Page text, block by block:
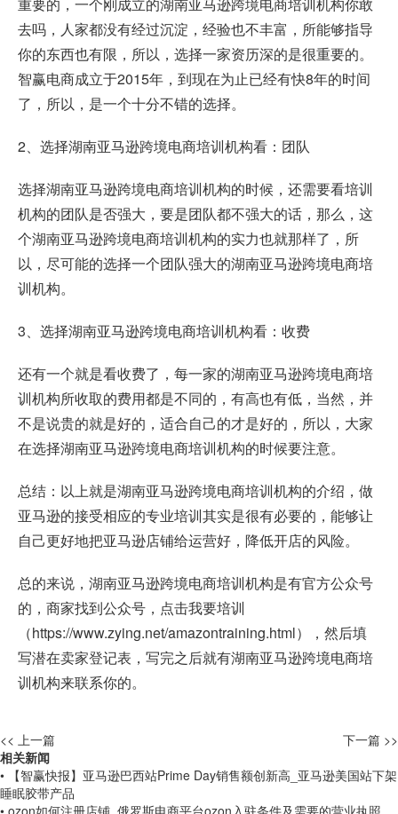
去吗，人家都没有经过沉淀，经验也不丰富，所能够指导
你的东西也有限，所以，选择一家资历深的是很重要的。
智赢电商成立于2015年，到现在为止已经有快8年的时间
了，所以，是一个十分不错的选择。
2、选择湖南亚马逊跨境电商培训机构看：团队
选择湖南亚马逊跨境电商培训机构的时候，还需要看培训
机构的团队是否强大，要是团队都不强大的话，那么，这
个湖南亚马逊跨境电商培训机构的实力也就那样了，所
以，尽可能的选择一个团队强大的湖南亚马逊跨境电商培
训机构。
3、选择湖南亚马逊跨境电商培训机构看：收费
还有一个就是看收费了，每一家的湖南亚马逊跨境电商培
训机构所收取的费用都是不同的，有高也有低，当然，并
不是说贵的就是好的，适合自己的才是好的，所以，大家
在选择湖南亚马逊跨境电商培训机构的时候要注意。
总结：以上就是湖南亚马逊跨境电商培训机构的介绍，做
亚马逊的接受相应的专业培训其实是很有必要的，能够让
自己更好地把亚马逊店铺给运营好，降低开店的风险。
总的来说，湖南亚马逊跨境电商培训机构是有官方公众号
的，商家找到公众号，点击我要培训
（https://www.zying.net/amazontraining.html），然后填
写潜在卖家登记表，写完之后就有湖南亚马逊跨境电商培
训机构来联系你的。
<< 上一篇
下一篇 >>
相关新闻
• 【智赢快报】亚马逊巴西站Prime Day销售额创新高_亚马逊美国站下架
睡眠胶带产品
• ozon如何注册店铺_俄罗斯电商平台ozon入驻条件及需要的营业执照